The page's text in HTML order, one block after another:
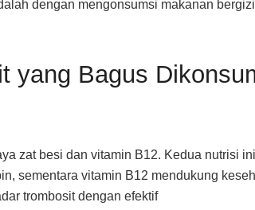
dengan mengonsumsi makanan
yang Bagus
zat besi dan vitamin B12. Kedua nutrisi
sementara vitamin B12 mendukung
trombosit dengan efektif